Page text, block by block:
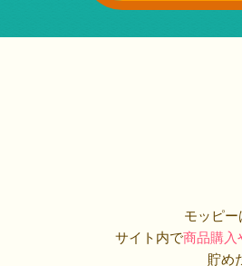
モッピ
サイト内で商品購入
貯め